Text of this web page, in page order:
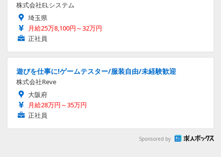
株式会社ELシステム
埼玉県
月給25万8,100円～32万円
正社員
遊びを仕事に!ゲームテスター/服装自由/未経験歓迎
株式会社Reve
大阪府
月給28万円～35万円
正社員
Sponsored by